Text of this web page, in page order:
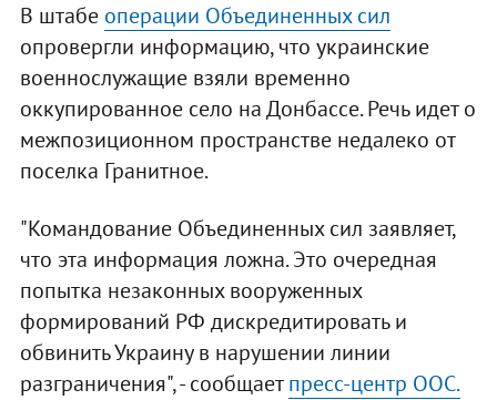
В штабе операции Объединенных сил
опровергли информацию, что украинские
военнослужащие взяли временно
оккупированное село на Донбассе. Речь идет о
межпозиционном пространстве недалеко от
поселка Гранитное.
"Командование Объединенных сил заявляет,
что эта информация ложна. Это очередная
попытка незаконных вооруженных
формирований РФ дискредитировать и
обвинить Украину в нарушении линии
разграничения", - сообщаетпресс-центр ООС.